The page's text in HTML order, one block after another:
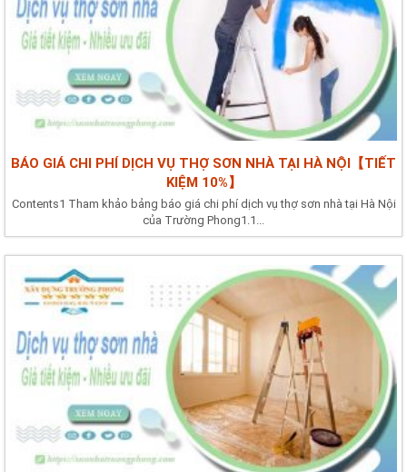
BÁO GIÁ CHI PHÍ DỊCH VỤ THỢ SƠN NHÀ TẠI HÀ NỘI【TIẾT
KIỆM 10%】
Contents1 Tham khảo bảng báo giá chi phí dịch vụ thợ sơn nhà tại Hà Nội
của Trường Phong1.1...